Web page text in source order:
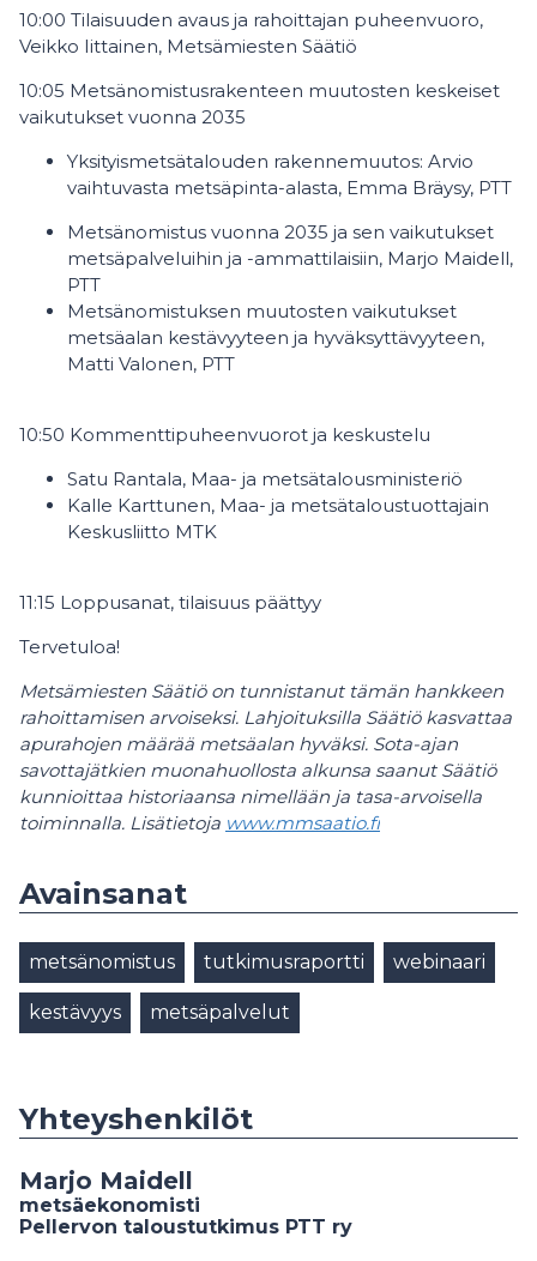
10:00 Tilaisuuden avaus ja rahoittajan puheenvuoro,
Veikko Iittainen, Metsämiesten Säätiö
10:05 Metsänomistusrakenteen muutosten keskeiset
vaikutukset vuonna 2035
Yksityismetsätalouden rakennemuutos: Arvio
vaihtuvasta metsäpinta-alasta, Emma Bräysy, PTT
Metsänomistus vuonna 2035 ja sen vaikutukset
metsäpalveluihin ja -ammattilaisiin, Marjo Maidell,
PTT
Metsänomistuksen muutosten vaikutukset
metsäalan kestävyyteen ja hyväksyttävyyteen,
Matti Valonen, PTT
10:50 Kommenttipuheenvuorot ja keskustelu
Satu Rantala, Maa- ja metsätalousministeriö
Kalle Karttunen, Maa- ja metsätaloustuottajain
Keskusliitto MTK
11:15 Loppusanat, tilaisuus päättyy
Tervetuloa!
Metsämiesten Säätiö on tunnistanut tämän hankkeen
rahoittamisen arvoiseksi. Lahjoituksilla Säätiö kasvattaa
apurahojen määrää metsäalan hyväksi. Sota-ajan
savottajätkien muonahuollosta alkunsa saanut Säätiö
kunnioittaa historiaansa nimellään ja tasa-arvoisella
toiminnalla. Lisätietoja www.mmsaatio.fi
Avainsanat
metsänomistus tutkimusraportti webinaari
kestävyys metsäpalvelut
Yhteyshenkilöt
Marjo Maidell
metsäekonomisti
Pellervon taloustutkimus PTT ry